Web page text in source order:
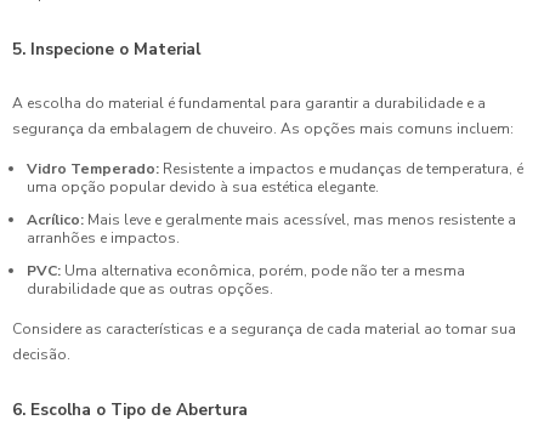
5. Inspecione o Material
A escolha do material é fundamental para garantir a durabilidade e a
segurança da embalagem de chuveiro. As opções mais comuns incluem:
Vidro Temperado: Resistente a impactos e mudanças de temperatura, é
uma opção popular devido à sua estética elegante.
Acrílico: Mais leve e geralmente mais acessível, mas menos resistente a
arranhões e impactos.
PVC: Uma alternativa econômica, porém, pode não ter a mesma
durabilidade que as outras opções.
Considere as características e a segurança de cada material ao tomar sua
decisão.
6. Escolha o Tipo de Abertura